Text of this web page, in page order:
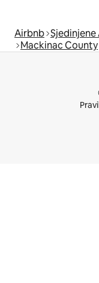
Airbnb
Mackinac County